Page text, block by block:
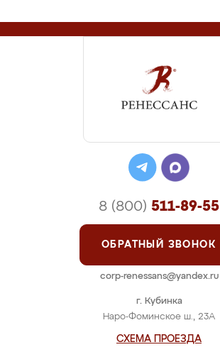
г. Кубинка
Наро-Фоминское ш., 23А
СХЕМА ПРОЕЗДА
8 (800) 511-89-55
ОБРАТНЫЙ ЗВОНОК
corp-renessans@yandex.ru